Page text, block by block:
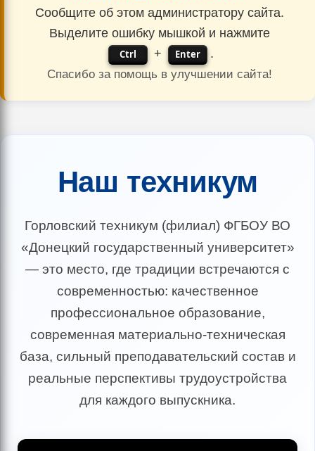
Сообщите об этом администратору сайта.
Выделите ошибку мышкой и нажмите
Ctrl + Enter .
Спасибо за помощь в улучшении сайта!
Наш техникум
Горловский техникум (филиал) ФГБОУ ВО
«Донецкий государственный университет»
— это место, где традиции встречаются с
современностью: качественное
профессиональное образование,
современная материально-техническая
база, сильный преподавательский состав и
реальные перспективы трудоустройства
для каждого выпускника.